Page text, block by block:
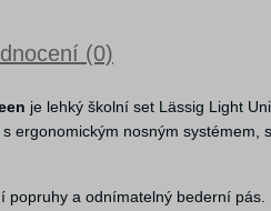
(0)
je lehký školní set Lässig Light
ergonomickým nosným systémem,
a odnímatelný bederní